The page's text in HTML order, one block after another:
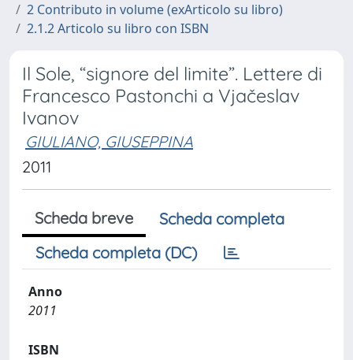
2 Contributo in volume (exArticolo su libro)
2.1.2 Articolo su libro con ISBN
Il Sole, “signore del limite”. Lettere di
Francesco Pastonchi a Vjačeslav
Ivanov
GIULIANO, GIUSEPPINA
2011
Scheda breve
Scheda completa
Scheda completa (DC)
Anno
2011
ISBN